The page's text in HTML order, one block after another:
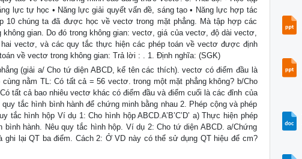
lực tự học • Năng lực giải quyết vấn đề, sáng tạo • Năng lực hợp tác
10 chúng ta đã được học về vectơ trong mặt phẳng. Mà tập hợp các
gian. Do đó trong không gian: vectơ, giá của vectơ, độ dài vectơ,
vectơ, và các quy tắc thực hiện các phép toán về vectơ được định
về vectơ trong không gian: Trả lời : . 1. Định nghĩa: (SGK)
(giải a/ Cho tứ diện ABCD, kể tên các thích). vectơ có điểm đầu là
nằm TL: Có tất cả = 56 vectơ. trong một mặt phẳng không? b/Cho
tất cả bao nhiêu vectơ khác có điểm đầu và điểm cuối là các đỉnh của
tắc hình bình hành để chứng minh bằng nhau 2. Phép cộng và phép
hình hộp Ví dụ 1: Cho hình hộp ABCD.A’B’C’D’ a) Thực hiện phép
hành. Nêu quy tắc hình hộp. Ví dụ 2: Cho tứ diện ABCD. a/Chứng
lại QT ba điểm. Cách 2: Ở VD này có thể sử dụng QT hiệu để cm?